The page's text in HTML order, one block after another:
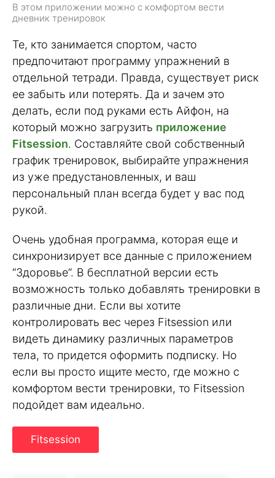
В этом приложении можно с комфортом вести
дневник тренировок
Те, кто занимается спортом, часто
предпочитают программу упражнений в
отдельной тетради. Правда, существует риск
ее забыть или потерять. Да и зачем это
делать, если под руками есть Айфон, на
который можно загрузить приложение
Fitsession. Составляйте свой собственный
график тренировок, выбирайте упражнения
из уже предустановленных, и ваш
персональный план всегда будет у вас под
рукой.
Очень удобная программа, которая еще и
синхронизирует все данные с приложением
“Здоровье”. В бесплатной версии есть
возможность только добавлять тренировки в
различные дни. Если вы хотите
контролировать вес через Fitsession или
видеть динамику различных параметров
тела, то придется оформить подписку. Но
если вы просто ищите место, где можно с
комфортом вести тренировки, то Fitsession
подойдет вам идеально.
Fitsession